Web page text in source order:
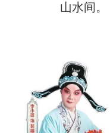
山水间。